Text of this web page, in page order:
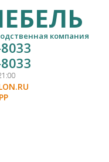
компания